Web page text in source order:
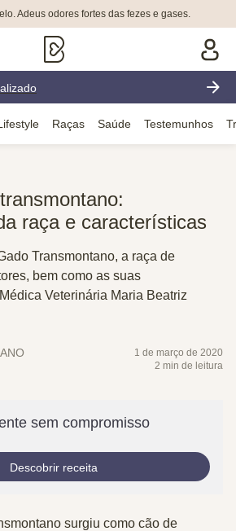
Adeus odores fortes das fezes e gases.
Raças Saúde Testemunhos
raça e características
Transmontano, a raça de
bem como as suas
Veterinária Maria Beatriz
1 de março de 2020
2 min de leitura
sem compromisso
Descobrir receita
surgiu como cão de